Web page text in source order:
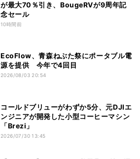
が最大70％引き、BougeRVが9周年記
念セール
10時間前
EcoFlow、青森ねぶた祭にポータブル電
源を提供 今年で4回目
2026/08/03 20:54
コールドブリューがわずか5分、元DJIエ
ンジニアが開発した小型コーヒーマシン
「Brezi」
2026/07/30 13:45